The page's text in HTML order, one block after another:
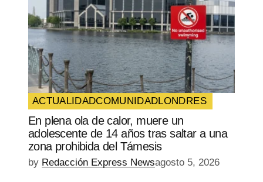
ACTUALIDADCOMUNIDADLONDRES
En plena ola de calor, muere un
adolescente de 14 años tras saltar a una
zona prohibida del Támesis
by Redacción Express Newsagosto 5, 2026